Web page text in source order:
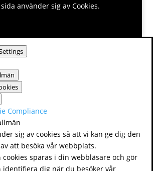
använder sig av Cookies.
Compliance
sig av cookies så att vi kan ge dig den
att besöka vår webbplats.
sparas i din webbläsare och gör
identifiera dig när du besöker vår